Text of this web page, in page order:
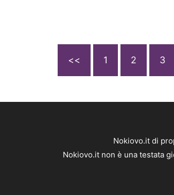
<< 1 2 3
Nokiovo.it di
Nokiovo.it non è una testata